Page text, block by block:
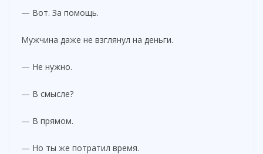
— Вот. За помощь.
Мужчина даже не взглянул на деньги.
— Не нужно.
— В смысле?
— В прямом.
— Но ты же потратил время.